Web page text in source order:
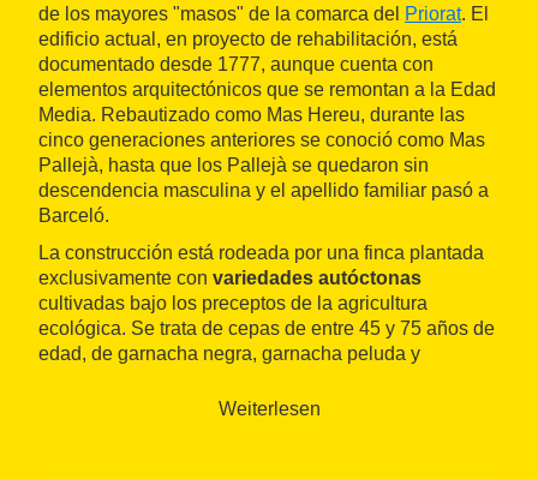
de los mayores "masos" de la comarca del Priorat. El
edificio actual, en proyecto de rehabilitación, está
documentado desde 1777, aunque cuenta con
elementos arquitectónicos que se remontan a la Edad
Media. Rebautizado como Mas Hereu, durante las
cinco generaciones anteriores se conoció como Mas
Pallejà, hasta que los Pallejà se quedaron sin
descendencia masculina y el apellido familiar pasó a
Barceló.
La construcción está rodeada por una finca plantada
exclusivamente con variedades autóctonas
cultivadas bajo los preceptos de la agricultura
ecológica. Se trata de cepas de entre 45 y 75 años de
edad, de garnacha negra, garnacha peluda y
La uva se vinifica en unas instalaciones modestas
Weiterlesen